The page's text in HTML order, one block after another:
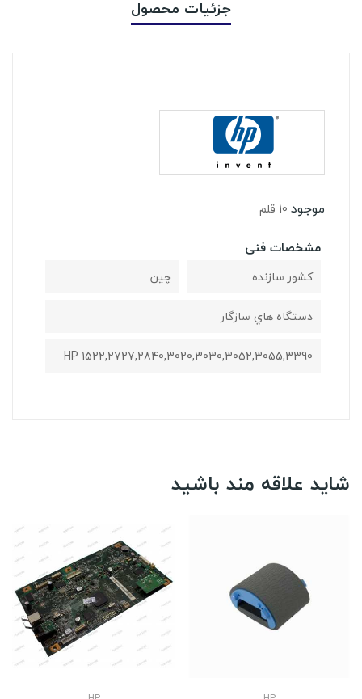
جزئیات محصول
موجود 10 قلم
مشخصات فنی
کشور سازنده
چین
دستگاه هاي سازگار
HP 1522,2727,2840,3020,3030,3052,3055,3390
شاید علاقه مند باشید